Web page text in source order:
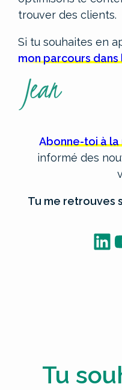
trouver des clients.
Si tu souhaites en
mon parcours
Abonne-toi à
informé des
Tu me retrouves
Tu